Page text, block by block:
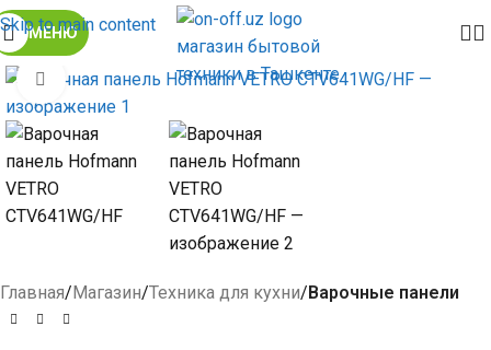
Skip to main content
МЕНЮ
Click to enlarge
Главная Магазин Техника для кухни Варочные панели